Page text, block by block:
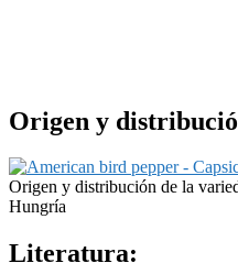
Origen y
Origen y distribución de la
Hungría
Literatura: